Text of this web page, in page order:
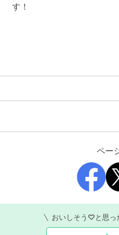
す！
ペー
おいしそう♡と思っ